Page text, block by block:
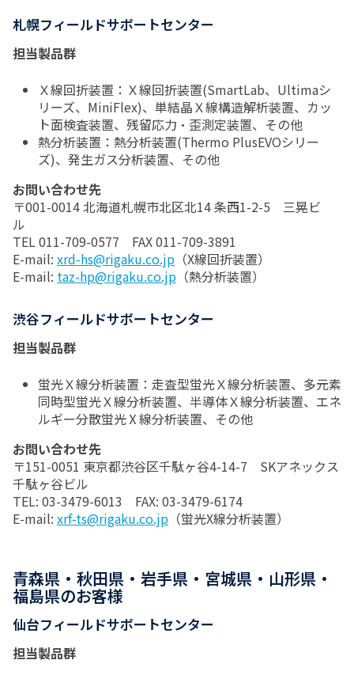
札幌フィールドサポートセンター
担当製品群
Ｘ線回折装置：Ｘ線回折装置(SmartLab、Ultimaシ
リーズ、MiniFlex)、単結晶Ｘ線構造解析装置、カッ
ト面検査装置、残留応力・歪測定装置、その他
熱分析装置：熱分析装置(Thermo PlusEVOシリー
ズ)、発生ガス分析装置、その他
お問い合わせ先
〒001-0014 北海道札幌市北区北14 条西1-2-5 三晃ビ
ル
TEL 011-709-0577 FAX 011-709-3891
E-mail: xrd-hs@rigaku.co.jp （X線回折装置）
E-mail: taz-hp@rigaku.co.jp （熱分析装置）
渋谷フィールドサポートセンター
担当製品群
蛍光Ｘ線分析装置：走査型蛍光Ｘ線分析装置、多元素
同時型蛍光Ｘ線分析装置、半導体Ｘ線分析装置、エネ
ルギー分散蛍光Ⅹ線分析装置、その他
お問い合わせ先
〒151-0051 東京都渋谷区千駄ヶ谷4-14-7 SKアネックス
千駄ヶ谷ビル
TEL: 03-3479-6013 FAX: 03-3479-6174
E-mail: xrf-ts@rigaku.co.jp （蛍光X線分析装置）
青森県・秋田県・岩手県・宮城県・山形県・
福島県のお客様
仙台フィールドサポートセンター
担当製品群